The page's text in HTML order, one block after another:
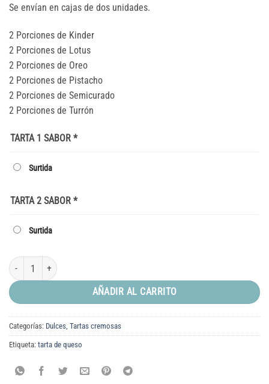
Se envían en cajas de dos unidades.
2 Porciones de Kinder
2 Porciones de Lotus
2 Porciones de Oreo
2 Porciones de Pistacho
2 Porciones de Semicurado
2 Porciones de Turrón
TARTA 1 SABOR *
Surtida
TARTA 2 SABOR *
Surtida
Tarta Cremosa Surtida 2 kg (2 unidades) cantidad
AÑADIR AL CARRITO
Categorías: Dulces Tartas cremosas
Etiqueta: tarta de queso